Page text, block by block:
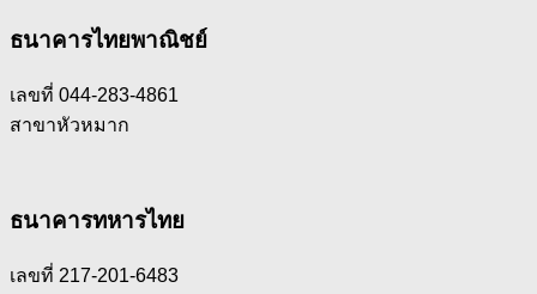
ธนาคารไทยพาณิชย์
เลขที่ 044-283-4861
สาขาหัวหมาก
ธนาคารทหารไทย
เลขที่ 217-201-6483